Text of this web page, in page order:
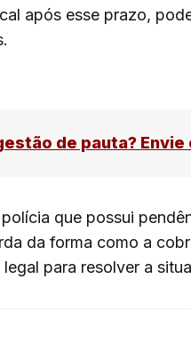
após esse prazo,
de pauta?
que possui
da forma como a
para resolver a